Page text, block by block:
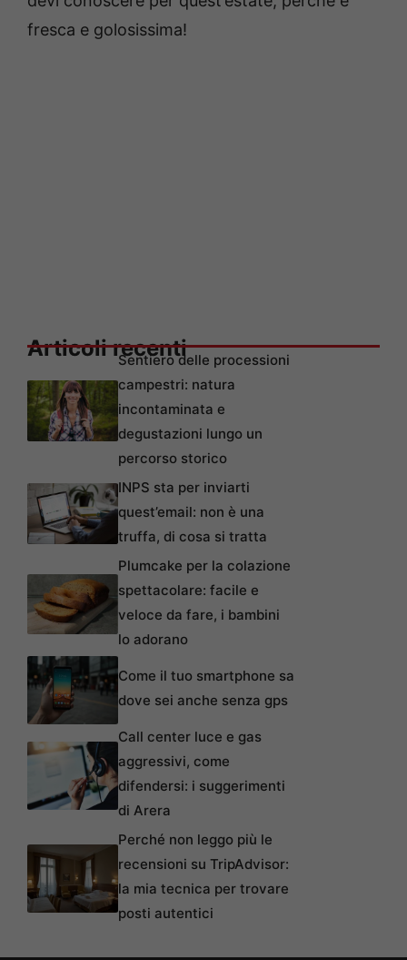
fresca e golosissima!
Articoli recentiSentiero delle processioni
campestri: natura
incontaminata e
degustazioni lungo un
percorso storico
INPS sta per inviarti
quest’email: non è una
truffa, di cosa si tratta
Plumcake per la colazione
spettacolare: facile e
veloce da fare, i bambini
lo adorano
Come il tuo smartphone sa
dove sei anche senza gps
Call center luce e gas
aggressivi, come
difendersi: i suggerimenti
di Arera
Perché non leggo più le
recensioni su TripAdvisor:
la mia tecnica per trovare
posti autentici